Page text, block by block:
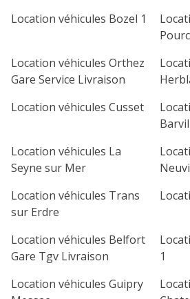
Location véhicules Bozel 1
Location véhicules Orthez
Gare Service Livraison
Location véhicules Cusset
Location véhicules La
Seyne sur Mer
Location véhicules Trans
sur Erdre
Location véhicules Belfort
Gare Tgv Livraison
1
Location véhicules Guipry